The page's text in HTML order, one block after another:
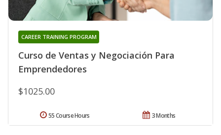
Curso de Ventas y Negociación Para
Emprendedores
CAREER TRAINING PROGRAM
$1025.00
3 Months
55 Course Hours